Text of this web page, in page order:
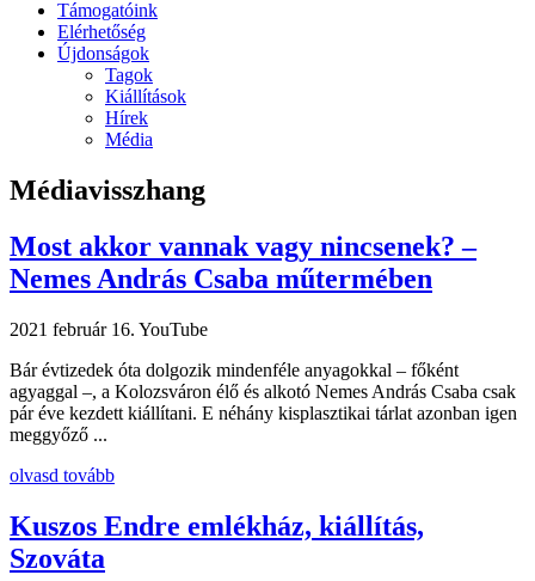
Támogatóink
Elérhetőség
Újdonságok
Tagok
Kiállítások
Hírek
Média
Médiavisszhang
Most akkor vannak vagy nincsenek? –
Nemes András Csaba műtermében
2021 február 16. YouTube
Bár évtizedek óta dolgozik mindenféle anyagokkal – főként
agyaggal –, a Kolozsváron élő és alkotó Nemes András Csaba csak
pár éve kezdett kiállítani. E néhány kisplasztikai tárlat azonban igen
meggyőző ...
olvasd tovább
Kuszos Endre emlékház, kiállítás,
Szováta